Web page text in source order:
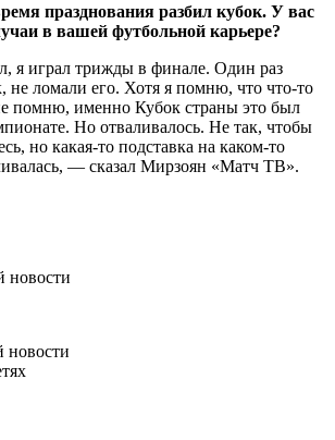
празднования разбил кубок. У вас
в вашей футбольной карьере?
я играл трижды в финале. Один раз
не ломали его. Хотя я помню, что что‑то
помню, именно Кубок страны это был
Но отваливалось. Не так, чтобы
но какая‑то подставка на каком‑то
— сказал Мирзоян «Матч ТВ».
новости
новости